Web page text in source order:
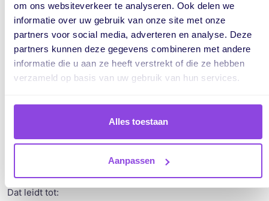
om ons websiteverkeer te analyseren. Ook delen we
informatie over uw gebruik van onze site met onze
partners voor social media, adverteren en analyse. Deze
partners kunnen deze gegevens combineren met andere
informatie die u aan ze heeft verstrekt of die ze hebben
verzameld op basis van uw gebruik van hun services.
Alles toestaan
Aanpassen
gebeurd. Dat maakt plannen slimmer en makkelijker. Naast
het feit dat je professioneel overkomt naar je klant, omdat
je weet wat er eerder is gedaan en waar je op moet letten,
kunnen planningen op deze manier ook realistischer
Uitdaging 4. Spoed en extra werk
gooien de planning overhoop
Extra werk op locatie of een spoedklus tussendoor is heel
normaal. Toch zijn veel planningen hier slecht op ingesteld.
Dat leidt tot: